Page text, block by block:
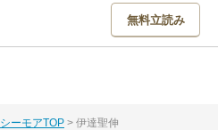
無料立読み
ーモアTOP 伊達聖伸